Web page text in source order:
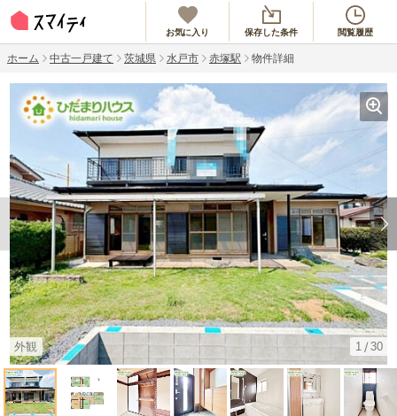
お気に入り 保存した条件 閲覧履歴
ホーム 中古一戸建て 茨城県 水戸市 赤塚駅 物件詳細
外観 1 30